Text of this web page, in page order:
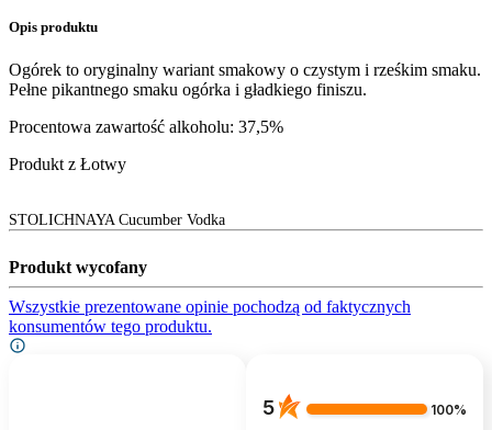
Opis produktu
Ogórek to oryginalny wariant smakowy o czystym i rześkim smaku.
Pełne pikantnego smaku ogórka i gładkiego finiszu.
Procentowa zawartość alkoholu: 37,5%
Produkt z Łotwy
STOLICHNAYA Cucumber Vodka
Produkt wycofany
Wszystkie prezentowane opinie pochodzą od faktycznych
konsumentów tego produktu.
5 100%